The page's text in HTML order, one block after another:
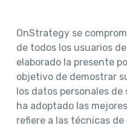
OnStrategy se
de todos los usuarios
elaborado la presente
objetivo de demostrar
los datos personales
ha adoptado las
refiere a las técnicas